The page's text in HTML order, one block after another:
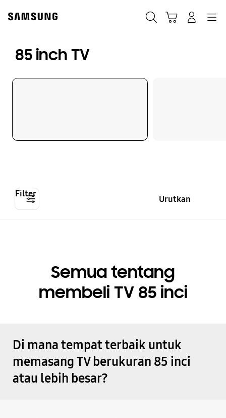
content
85 inch TV
Filter Urutkan
Semua tentang
membeli TV 85 inci
Di mana tempat terbaik untuk
memasang TV berukuran 85 inci
atau lebih besar?